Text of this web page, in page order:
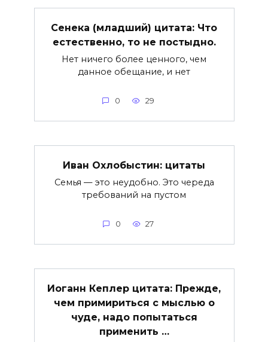
Сенека (младший) цитата: Что
естественно, то не постыдно.
Нет ничего более ценного, чем
данное обещание, и нет
0 29
Иван Охлобыстин: цитаты
Семья — это неудобно. Это череда
требований на пустом
0 27
Иоганн Кеплер цитата: Прежде,
чем примириться с мыслью о
чуде, надо попытаться
применить …